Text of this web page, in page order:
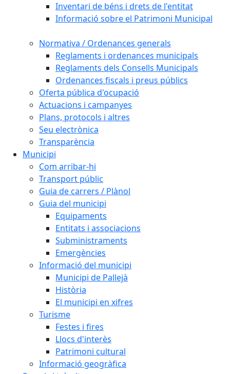
Inventari de béns i drets de l'entitat
Informació sobre el Patrimoni Municipal
Normativa / Ordenances generals
Reglaments i ordenances municipals
Reglaments dels Consells Municipals
Ordenances fiscals i preus públics
Oferta pública d'ocupació
Actuacions i campanyes
Plans, protocols i altres
Seu electrònica
Transparència
Municipi
Com arribar-hi
Transport públic
Guia de carrers / Plànol
Guia del municipi
Equipaments
Entitats i associacions
Subministraments
Emergències
Informació del municipi
Municipi de Pallejà
Història
El municipi en xifres
Turisme
Festes i fires
Llocs d'interès
Patrimoni cultural
Informació geogràfica